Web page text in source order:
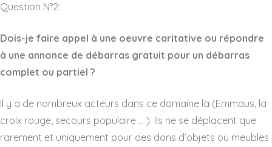
Question N°2:
Dois-je faire appel à une oeuvre caritative ou répondre
à une annonce de débarras gratuit pour un débarras
complet ou partiel ?
Il y a de nombreux acteurs dans ce domaine là (Emmaus, la
croix rouge, secours populaire … ). Ils ne se déplacent que
rarement et uniquement pour des dons d’objets ou meubles